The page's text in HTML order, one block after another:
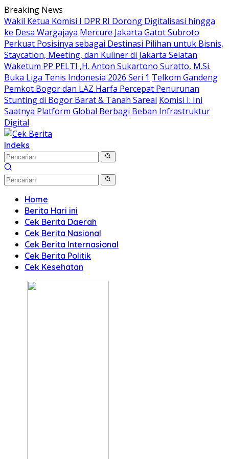
Langsung
ke
konten
Breaking News
Wakil Ketua Komisi I DPR RI Dorong Digitalisasi hingga
ke Desa Wargajaya Mercure Jakarta Gatot Subroto
Perkuat Posisinya sebagai Destinasi Pilihan untuk Bisnis,
Staycation, Meeting, dan Kuliner di Jakarta Selatan
Waketum PP PELTI ,H. Anton Sukartono Suratto, M.Si.
Buka Liga Tenis Indonesia 2026 Seri 1 Telkom Gandeng
Pemkot Bogor dan LAZ Harfa Percepat Penurunan
Stunting di Bogor Barat & Tanah Sareal Komisi I: Ini
Saatnya Platform Global Berbagi Beban Infrastruktur
Digital
Indeks
Home
Berita Hari ini
Cek Berita Daerah
Cek Berita Nasional
Cek Berita Internasional
Cek Berita Politik
Cek Kesehatan